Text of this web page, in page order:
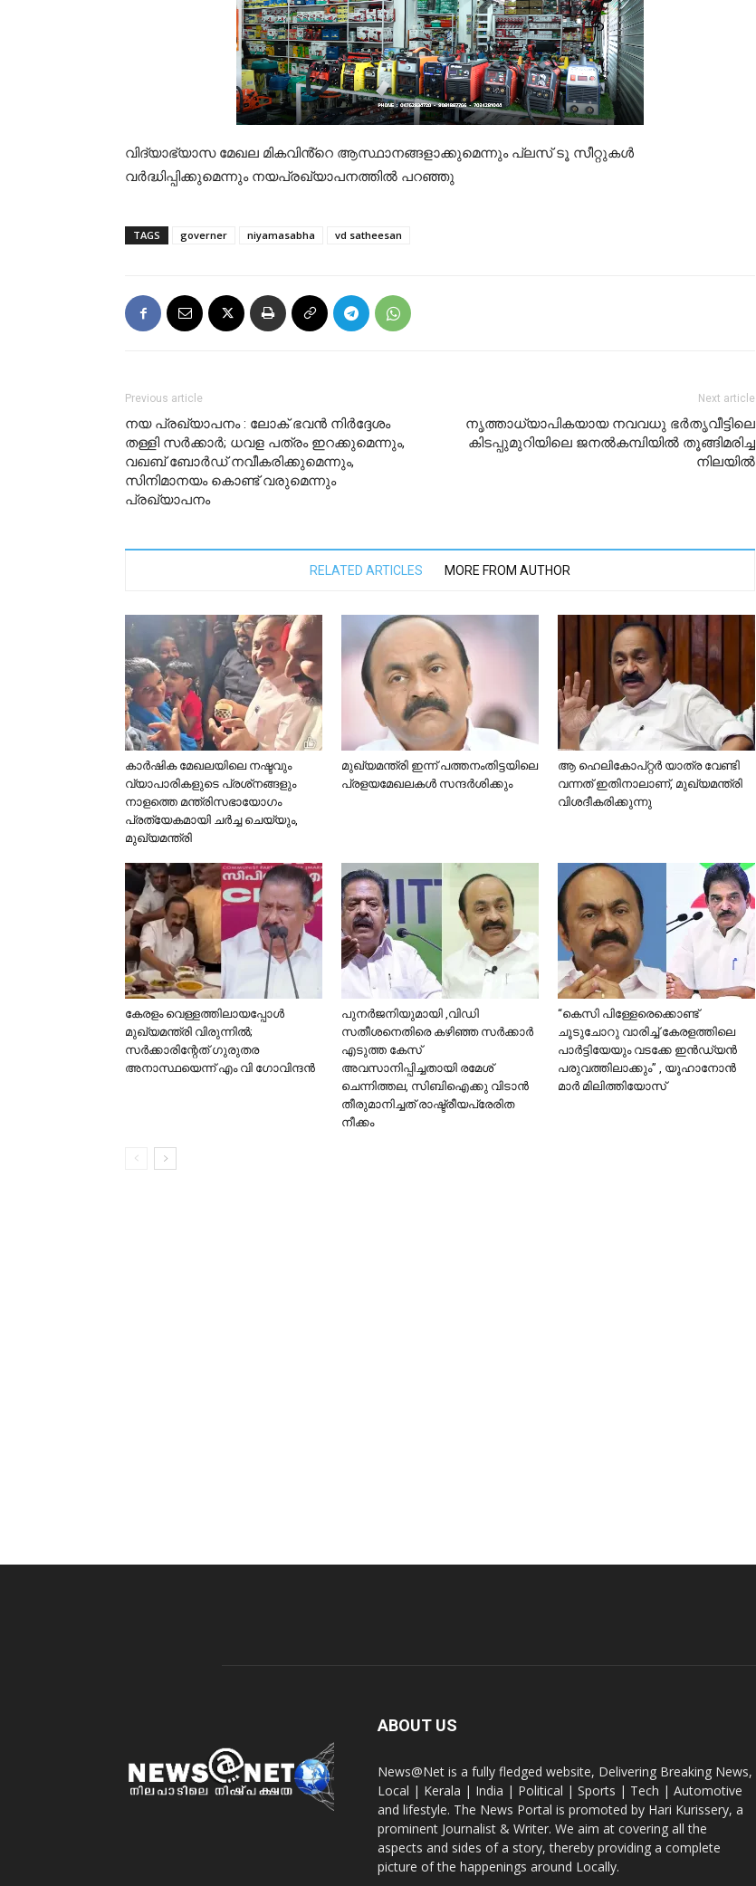
വിദ്യാഭ്യാസ മേഖല മികവിൻ്റെ ആസ്ഥാനങ്ങളാക്കുമെന്നും പ്ലസ് ടൂ സീറ്റുകൾ
വർദ്ധിപ്പിക്കുമെന്നും നയപ്രഖ്യാപനത്തിൽ പറഞ്ഞു
TAGS governer niyamasabha vd satheesan
Previous article
നയ പ്രഖ്യാപനം : ലോക് ഭവൻ നിർദ്ദേശം
തള്ളി സർക്കാർ; ധവള പത്രം ഇറക്കുമെന്നും,
വഖബ് ബോർഡ് നവീകരിക്കുമെന്നും,
സിനിമാനയം കൊണ്ട് വരുമെന്നും
പ്രഖ്യാപനം
Next article
നൃത്താധ്യാപികയായ നവവധു ഭർതൃവീട്ടിലെ
കിടപ്പുമുറിയിലെ ജനല്‍കമ്പിയില്‍ തൂങ്ങിമരിച്ച
നിലയിൽ
RELATED ARTICLES MORE FROM AUTHOR
കാര്‍ഷിക മേഖലയിലെ നഷ്ടവും
വ്യാപാരികളുടെ പ്രശ്‌നങ്ങളും
നാളത്തെ മന്ത്രിസഭായോഗം
പ്രത്യേകമായി ചര്‍ച്ച ചെയ്യും,
മുഖ്യമന്ത്രി
മുഖ്യമന്ത്രി ഇന്ന് പത്തനംതിട്ടയിലെ
പ്രളയമേഖലകൾ സന്ദർശിക്കും
ആ ഹെലികോപ്റ്റര്‍ യാത്ര വേണ്ടി
വന്നത് ഇതിനാലാണ്, മുഖ്യമന്ത്രി
വിശദീകരിക്കുന്നു
കേരളം വെള്ളത്തിലായപ്പോൾ
മുഖ്യമന്ത്രി വിരുന്നിൽ;
സര്‍ക്കാരിന്റേത് ഗുരുതര
അനാസ്ഥയെന്ന് എം വി ​ഗോവിന്ദൻ
പുനര്‍ജനിയുമായി ,വിഡി
സതീശനെതിരെ കഴിഞ്ഞ സര്‍ക്കാര്‍
എടുത്ത കേസ്
അവസാനിപ്പിച്ചതായി രമേശ്
ചെന്നിത്തല, സിബിഐക്കു വിടാന്‍
തീരുമാനിച്ചത് രാഷ്ട്രീയപ്രേരിത
നീക്കം
“കെസി പിള്ളേരെക്കൊണ്ട്
ചൂടുചോറു വാരിച്ച് കേരളത്തിലെ
പാർട്ടിയേയും വടക്കേ ഇൻഡ്യൻ
പരുവത്തിലാക്കും” , യൂഹാനോൻ
മാർ മിലിത്തിയോസ്
ABOUT US
News@Net is a fully fledged website, Delivering Breaking News,
Local | Kerala | India | Political | Sports | Tech | Automotive
and lifestyle. The News Portal is promoted by Hari Kurissery, a
prominent Journalist & Writer. We aim at covering all the
aspects and sides of a story, thereby providing a complete
picture of the happenings around Locally.